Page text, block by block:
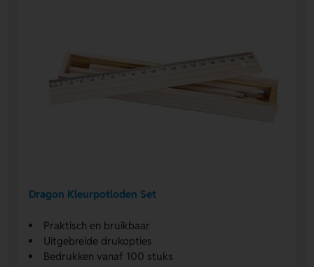
Dragon Kleurpotloden Set
Praktisch en bruikbaar
Uitgebreide drukopties
Bedrukken vanaf 100 stuks